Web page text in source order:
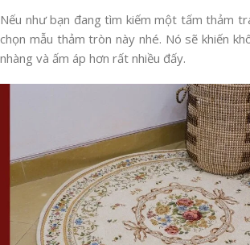
Nếu như bạn đang tìm kiếm một tấm thảm
chọn mẫu thảm tròn này nhé. Nó sẽ khiến
nhàng và ấm áp hơn rất nhiều đấy.